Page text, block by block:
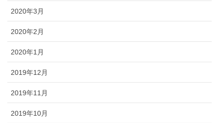
2020年3月
2020年2月
2020年1月
2019年12月
2019年11月
2019年10月